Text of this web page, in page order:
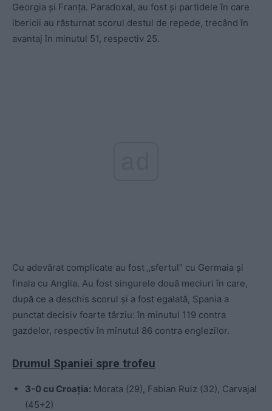
Georgia și Franța. Paradoxal, au fost și partidele în care
ibericii au răsturnat scorul destul de repede, trecând în
avantaj în minutul 51, respectiv 25.
Cu adevărat complicate au fost „sfertul” cu Germaia și
finala cu Anglia. Au fost singurele două meciuri în care,
după ce a deschis scorul și a fost egalată, Spania a
punctat decisiv foarte târziu: în minutul 119 contra
gazdelor, respectiv în minutul 86 contra englezilor.
Drumul Spaniei spre trofeu
3-0 cu Croația: Morata (29), Fabian Ruiz (32), Carvajal
(45+2)